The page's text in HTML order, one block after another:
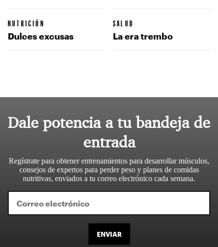
NUTRICIÓN
Dulces excusas
SALUD
La era trembo
Dale potencia a tu bandeja de
entrada
Regístrate para obtener entrenamientos para desarrollar músculos,
consejos de expertos para perder peso y planes de comidas
nutritivas, enviados a tu correo electrónico cada semana.
ENVIAR